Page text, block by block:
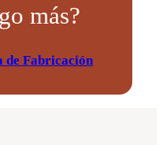
más?
de Fabricación